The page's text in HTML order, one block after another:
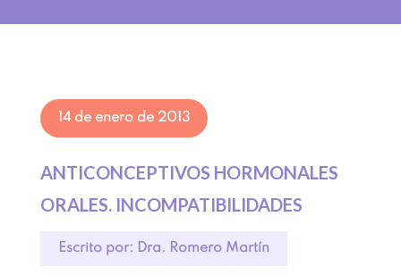
14 de enero de 2013
ANTICONCEPTIVOS HORMONALES
ORALES. INCOMPATIBILIDADES
Escrito por: Dra. Romero Martín